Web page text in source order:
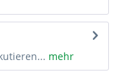
mehr